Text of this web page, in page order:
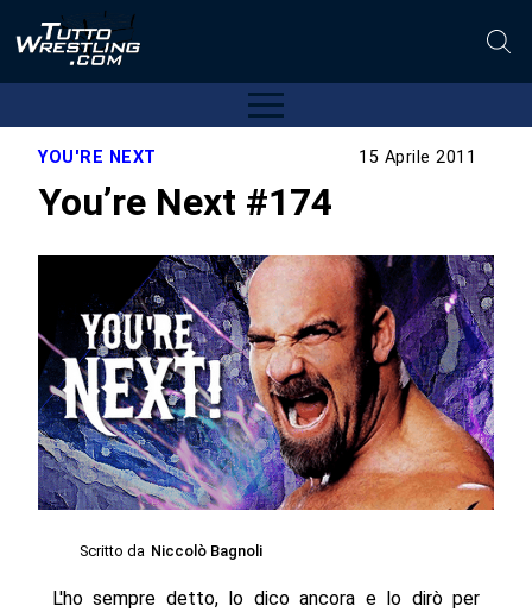
YOU'RE NEXT 15 Aprile 2011
You’re Next #174
Scritto da Niccolò Bagnoli
L'ho sempre detto, lo dico ancora e lo dirò per